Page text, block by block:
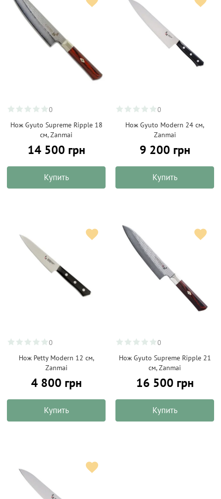
0
Нож Gyuto Supreme Ripple 18
см, Zanmai
14 500 грн
Купить
0
Нож Gyuto Modern 24 см,
Zanmai
9 200 грн
Купить
0
Нож Petty Modern 12 см,
Zanmai
4 800 грн
Купить
0
Нож Gyuto Supreme Ripple 21
см, Zanmai
16 500 грн
Купить